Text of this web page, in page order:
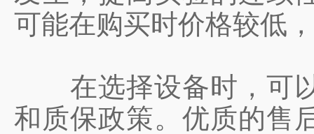
可能在购买时价格较低
在选择设备时，可以
和质保政策。优质的售